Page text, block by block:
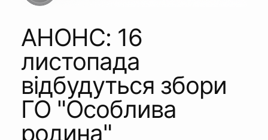
АНОНС: 16
листопада
відбудуться збори
ГО "Особлива
родина"